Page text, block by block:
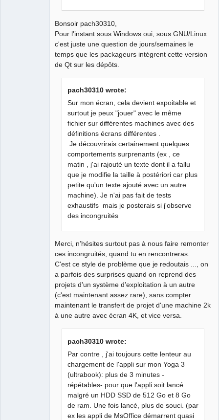
Bonsoir pach30310,
Pour l'instant sous Windows oui, sous GNU/Linux
c'est juste une question de jours/semaines le
temps que les packageurs intègrent cette version
de Qt sur les dépôts.
pach30310 wrote:
Sur mon écran, cela devient expoitable et
surtout je peux "jouer" avec le même
fichier sur différentes machines avec des
définitions écrans différentes .
Je découvrirais certainement quelques
comportements surprenants (ex , ce
matin , j'ai rajouté un texte dont il a fallu
que je modifie la taille à postériori car plus
petite qu'un texte ajouté avec un autre
machine). Je n'ai pas fait de tests
exhaustifs mais je posterais si j'observe
des incongruités
Merci, n’hésites surtout pas à nous faire remonter
ces incongruités, quand tu en rencontreras.
C'est ce style de problème que je redoutais ..., on
a parfois des surprises quand on reprend des
projets d'un système d’exploitation à un autre
(c'est maintenant assez rare), sans compter
maintenant le transfert de projet d'une machine 2k
à une autre avec écran 4K, et vice versa.
pach30310 wrote:
Par contre , j'ai toujours cette lenteur au
chargement de l'appli sur mon Yoga 3
(ultrabook): plus de 3 minutes -
répétables- pour que l'appli soit lancé
malgré un HDD SSD de 512 Go et 8 Go
de ram. Une fois lancé, plus de souci. (par
ex les appli de MsOffice démarrent quasi